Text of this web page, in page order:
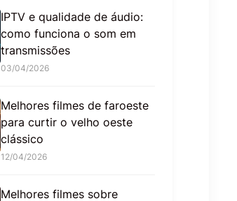
IPTV e qualidade de áudio:
como funciona o som em
transmissões
03/04/2026
Melhores filmes de faroeste
para curtir o velho oeste
clássico
12/04/2026
Melhores filmes sobre